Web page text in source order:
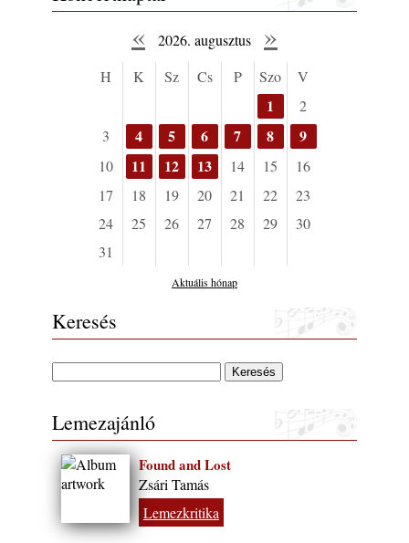
« 2026. augusztus »
H K Sz Cs P Szo V
1
2
3
4 5 6 7 8 9
10 11 12 13 14 15
16
17
18 19 20 21 22
23
24
25 26 27 28 29
30
31
Aktuális hónap
Keresés
Lemezajánló
Found and Lost
Zsári Tamás
Lemezkritika